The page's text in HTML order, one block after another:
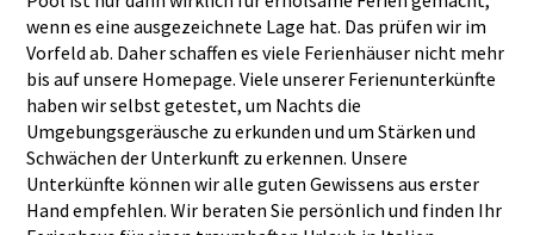
wenn es eine ausgezeichnete Lage hat. Das prüfen wir im
Vorfeld ab. Daher schaffen es viele Ferienhäuser nicht mehr
bis auf unsere Homepage. Viele unserer Ferienunterkünfte
haben wir selbst getestet, um Nachts die
Umgebungsgeräusche zu erkunden und um Stärken und
Schwächen der Unterkunft zu erkennen. Unsere
Unterkünfte können wir alle guten Gewissens aus erster
Hand empfehlen. Wir beraten Sie persönlich und finden Ihr